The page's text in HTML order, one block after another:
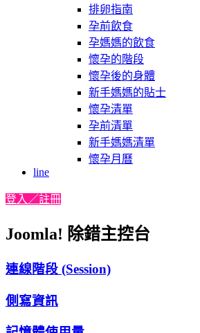
排卵指南
孕前飲食
孕媽媽的飲食
懷孕的階段
懷孕後的身體
新手媽媽的貼士
懷孕清單
孕前清單
新手媽媽清單
懷孕月曆
line
登入／註冊
Joomla! 除錯主控台
連線階段 (Session)
側寫資訊